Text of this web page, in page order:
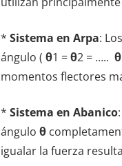
* Sistema en Arpa:
ángulo ( θ1 =θ2 = ….. θ
momentos flectores
* Sistema en Abanico
ángulo θ
igualar la fuerza